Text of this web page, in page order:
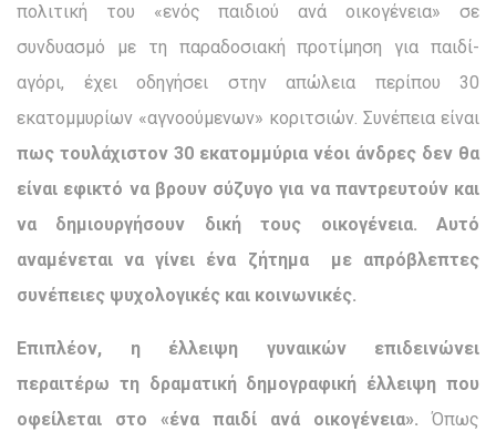
πολιτική του «ενός παιδιού ανά οικογένεια» σε
συνδυασμό με τη παραδοσιακή προτίμηση για παιδί-
αγόρι, έχει οδηγήσει στην απώλεια περίπου 30
εκατομμυρίων «αγνοούμενων» κοριτσιών. Συνέπεια είναι
πως τουλάχιστον 30 εκατομμύρια νέοι άνδρες δεν θα
είναι εφικτό να βρουν σύζυγο για να παντρευτούν και
να δημιουργήσουν δική τους οικογένεια. Αυτό
αναμένεται να γίνει ένα ζήτημα με απρόβλεπτες
συνέπειες ψυχολογικές και κοινωνικές.
Επιπλέον, η έλλειψη γυναικών επιδεινώνει
περαιτέρω τη δραματική δημογραφική έλλειψη που
οφείλεται στο «ένα παιδί ανά οικογένεια». Όπως